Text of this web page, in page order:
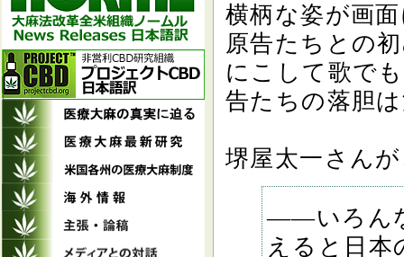
横柄な姿が画
原告たちとの
にこして歌で
告たちの落胆
堺屋太一さん
――いろん
えると日本